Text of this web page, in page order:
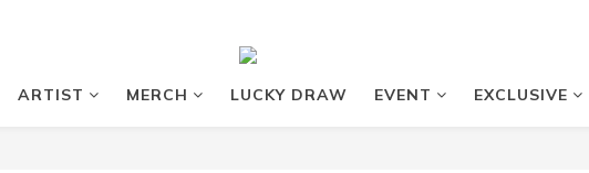
ARTIST MERCH LUCKY DRAW EVENT EXCLUSIVE